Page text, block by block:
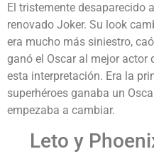
El tristemente desaparecido
renovado Joker. Su look
era mucho más siniestro,
ganó el Oscar al mejor
esta interpretación. Era la
superhéroes ganaba un
empezaba a cambiar.
Leto y